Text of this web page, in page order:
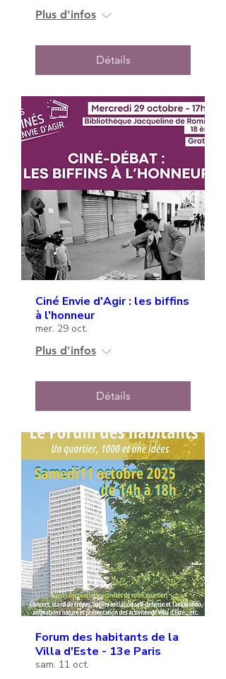
Plus d'infos
Détails
Ciné Envie d'Agir : les biffins
à l'honneur
mer. 29 oct.
Plus d'infos
Détails
Forum des habitants de la
Villa d'Este - 13e Paris
sam. 11 oct.